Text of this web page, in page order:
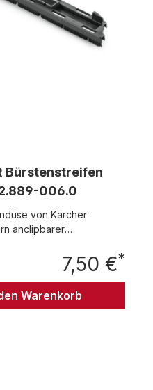
Bürstenstreifen
006.0
von Kärcher
anclipbarer
7,50 €*
Warenkorb